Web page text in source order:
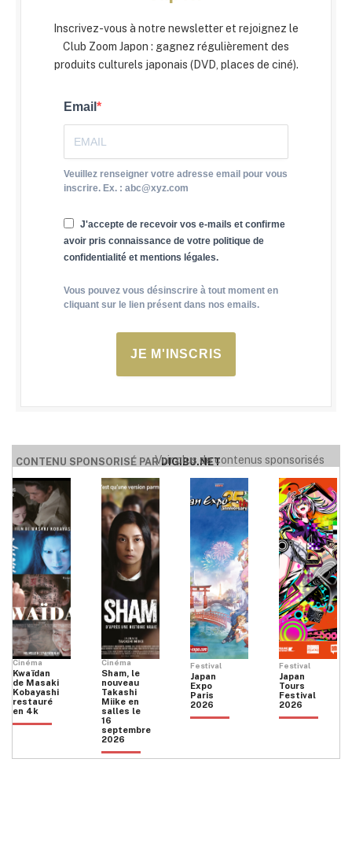
Inscrivez-vous à notre newsletter et rejoignez le
Club Zoom Japon : gagnez régulièrement des
produits culturels japonais (DVD, places de ciné).
Email
Veuillez renseigner votre adresse email pour vous
inscrire. Ex. : abc@xyz.com
J'accepte de recevoir vos e-mails et confirme
avoir pris connaissance de votre politique de
confidentialité et mentions légales.
Vous pouvez vous désinscrire à tout moment en
cliquant sur le lien présent dans nos emails.
JE M'INSCRIS
CONTENU SPONSORISÉ PARDIGIBU.NET
Voir plus de contenus sponsorisés
Cinéma
Kwaïdan
de Masaki
Kobayashi
restauré
en 4k
Cinéma
Sham, le
nouveau
Takashi
Miike en
salles le
16
septembre
2026
Festival
Japan
Expo
Paris
2026
Festival
Japan
Tours
Festival
2026